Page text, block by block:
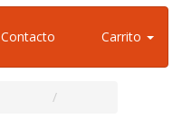
Contacto Carrito